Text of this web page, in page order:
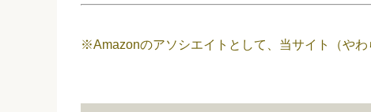
※Amazonのアソシエイトとして、当サイト（やわ